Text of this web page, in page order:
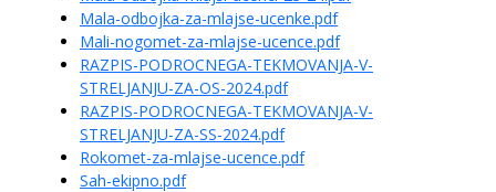
Mala-odbojka-za-mlajse-ucenke.pdf
Mali-nogomet-za-mlajse-ucence.pdf
RAZPIS-PODROCNEGA-TEKMOVANJA-V-
STRELJANJU-ZA-OS-2024.pdf
RAZPIS-PODROCNEGA-TEKMOVANJA-V-
STRELJANJU-ZA-SS-2024.pdf
Rokomet-za-mlajse-ucence.pdf
Sah-ekipno.pdf